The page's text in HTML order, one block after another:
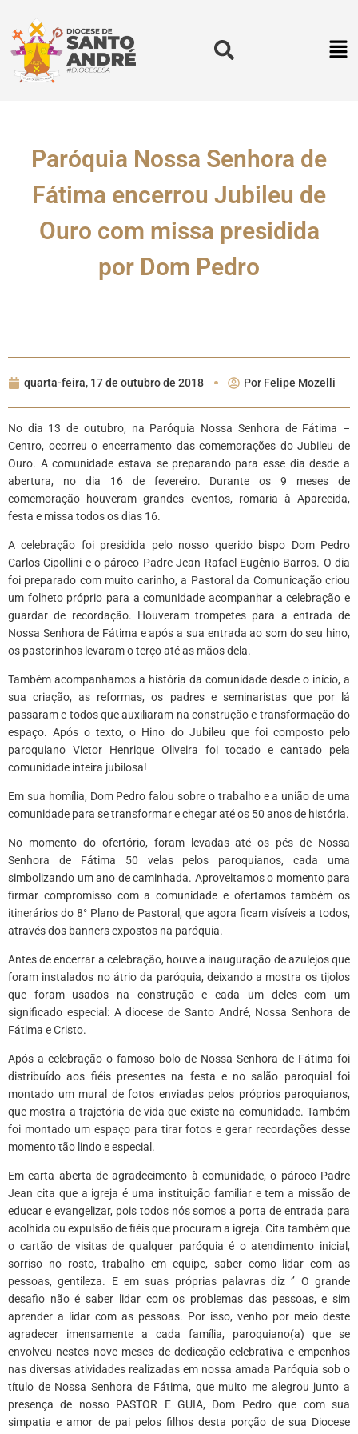
Paróquia Nossa Senhora de
Fátima encerrou Jubileu de
Ouro com missa presidida
por Dom Pedro
quarta-feira, 17 de outubro de 2018 Por Felipe Mozelli
No dia 13 de outubro, na Paróquia Nossa Senhora de Fátima –
Centro, ocorreu o encerramento das comemorações do Jubileu de
Ouro. A comunidade estava se preparando para esse dia desde a
abertura, no dia 16 de fevereiro. Durante os 9 meses de
comemoração houveram grandes eventos, romaria à Aparecida,
festa e missa todos os dias 16.
A celebração foi presidida pelo nosso querido bispo Dom Pedro
Carlos Cipollini e o pároco Padre Jean Rafael Eugênio Barros. O dia
foi preparado com muito carinho, a Pastoral da Comunicação criou
um folheto próprio para a comunidade acompanhar a celebração e
guardar de recordação. Houveram trompetes para a entrada de
Nossa Senhora de Fátima e após a sua entrada ao som do seu hino,
os pastorinhos levaram o terço até as mãos dela.
Também acompanhamos a história da comunidade desde o início, a
sua criação, as reformas, os padres e seminaristas que por lá
passaram e todos que auxiliaram na construção e transformação do
espaço. Após o texto, o Hino do Jubileu que foi composto pelo
paroquiano Victor Henrique Oliveira foi tocado e cantado pela
comunidade inteira jubilosa!
Em sua homília, Dom Pedro falou sobre o trabalho e a união de uma
comunidade para se transformar e chegar até os 50 anos de história.
No momento do ofertório, foram levadas até os pés de Nossa
Senhora de Fátima 50 velas pelos paroquianos, cada uma
simbolizando um ano de caminhada. Aproveitamos o momento para
firmar compromisso com a comunidade e ofertamos também os
itinerários do 8° Plano de Pastoral, que agora ficam visíveis a todos,
através dos banners expostos na paróquia.
Antes de encerrar a celebração, houve a inauguração de azulejos que
foram instalados no átrio da paróquia, deixando a mostra os tijolos
que foram usados na construção e cada um deles com um
significado especial: A diocese de Santo André, Nossa Senhora de
Fátima e Cristo.
Após a celebração o famoso bolo de Nossa Senhora de Fátima foi
distribuído aos fiéis presentes na festa e no salão paroquial foi
montado um mural de fotos enviadas pelos próprios paroquianos,
que mostra a trajetória de vida que existe na comunidade. Também
foi montado um espaço para tirar fotos e gerar recordações desse
momento tão lindo e especial.
Em carta aberta de agradecimento à comunidade, o pároco Padre
Jean cita que a igreja é uma instituição familiar e tem a missão de
educar e evangelizar, pois todos nós somos a porta de entrada para
acolhida ou expulsão de fiéis que procuram a igreja. Cita também que
o cartão de visitas de qualquer paróquia é o atendimento inicial,
sorriso no rosto, trabalho em equipe, saber como lidar com as
pessoas, gentileza. E em suas próprias palavras diz ‘’ O grande
desafio não é saber lidar com os problemas das pessoas, e sim
aprender a lidar com as pessoas. Por isso, venho por meio deste
agradecer imensamente a cada família, paroquiano(a) que se
envolveu nestes nove meses de dedicação celebrativa e empenhos
nas diversas atividades realizadas em nossa amada Paróquia sob o
título de Nossa Senhora de Fátima, que muito me alegrou junto a
presença de nosso PASTOR E GUIA, Dom Pedro que com sua
simpatia e amor de pai pelos filhos desta porção de sua Diocese